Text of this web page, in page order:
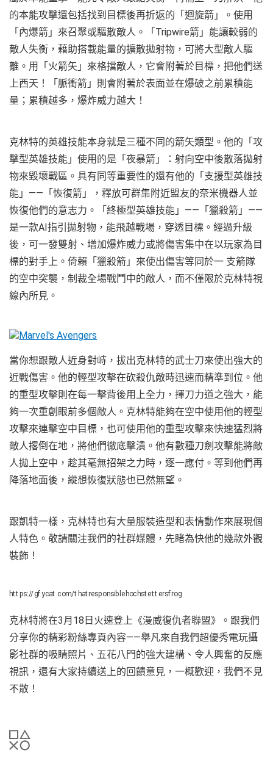
的本能攻擊還包括找到目標後再折返的「迴旋箭」。使用
「內爆箭」來召聚或驅散敵人。「Tripwire箭」能讓較弱的
敵人失衡，藉助搭載能量的擴散拋射物，可將大型敵人驅
離。用「火箭矢」來格擋敵人，它會附著於目標，把他們送
上西天！「脈衝箭」則會附著於表面並在爆破之前累積能
量；累積越多，爆炸威力越大！
克林特的英雄技能本身就是三種不同的箭矢類型。他的「攻
擊型英雄技能」使用的是「夜暴箭」：射向空中後散落拋射
物來毀壞戰區。具有同等重要性的還有他的「支援型英雄技
能」——「恢復箭」，釋放可群集附近盟友的奈米機器人並
恢復他們的意志力。「終極型英雄技能」——「獵殺箭」——
是一款AI指引拋射物，能飛越戰場，穿透目標。經過升級
後，可一發雙射、增加爆炸威力或將傷害集中在以玩家為目
標的對手上。倚賴「獵殺箭」來使出傷害等同於一 支箭隊
的空中突襲，制裁全場戰鬥中的敵人，而不僅限於克林特視
線內所見。
當你想跟敵人近身對峙，拔出克林特的武士刀來使出強大的
近戰傷害。他的輕型攻擊在砍殺仇敵時迅速而精準到位。他
的重型攻擊則在每一擊背後用上全力，揮刀力道之強大，能
夠一次重創眼前多個敵人。克林特能夠在空中使用他的輕型
攻擊來連擊空中目標，也可使用他的重型攻擊來快速猛烈將
敵人撂倒在地，將他們徹底擊潰。他有數種刀劍攻擊能將敵
人拋上空中，趁其毫無招架之力時，逐一應付。等到他們再
降落地面後，縱想恢復狀態也已然無望。
跟凱特一樣，克林特也有大量服裝造型和表情動作來展現個
人特色。敬請關注我們的社群媒體，先睹為快他的幾款外觀
裝飾！
https://gfycat.com/thatresponsiblehochstettersfrog
克林特將在3月18日火速登上《漫威復仇者聯盟》。跟我們
分享你的精彩粉絲專頁內容——舉凡來自我們超優秀電玩攝
影社群的吸睛照片、五花八門的強大建構、令人興奮的反應
視訊，還有大家持續送上的回饋意見，一概歡迎，我們不見
不散！